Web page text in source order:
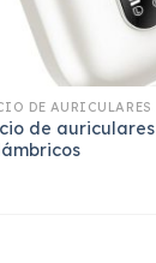
de auriculares